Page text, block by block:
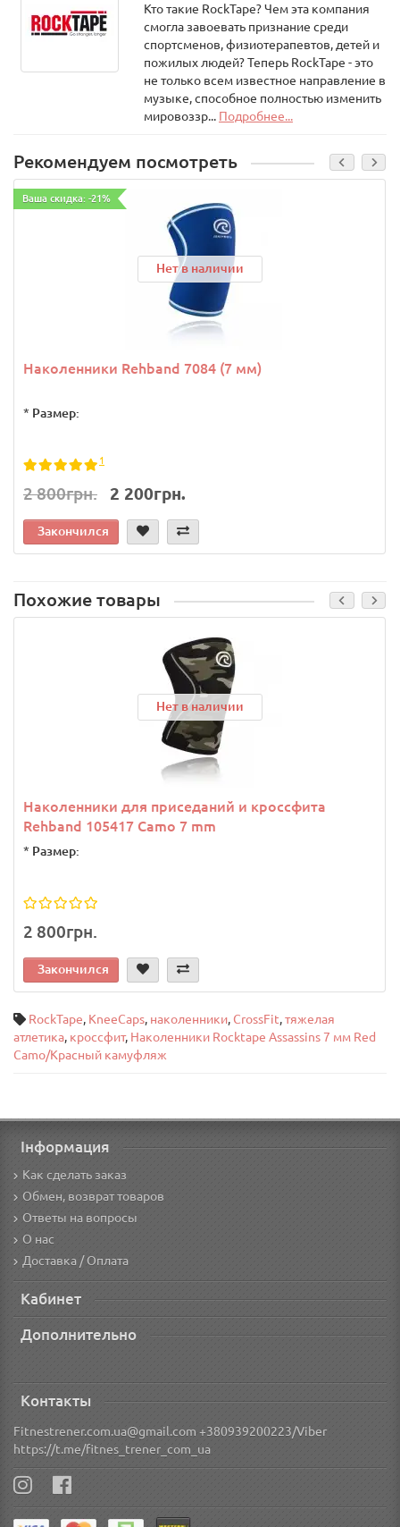
Кто такие RockTape? Чем эта компания
смогла завоевать признание среди
спортсменов, физиотерапевтов, детей и
пожилых людей? Теперь RockTape - это
не только всем известное направление в
музыке, способное полностью изменить
мировоззр... Подробнее...
Рекомендуем посмотреть
Ваша скидка: -21%
Нет в наличии
Наколенники Rehband 7084 (7 мм)
* Размер:
1
2 800грн. 2 200грн.
Закончился
Похожие товары
Нет в наличии
Наколенники для приседаний и кроссфита
Rehband 105417 Camo 7 mm
* Размер:
2 800грн.
Закончился
RockTape, KneeCaps, наколенники, CrossFit,тяжелая
атлетика, кроссфит, Наколенники Rocktape Assassins 7 мм Red
Camo/Красный камуфляж
Інформация
Как сделать заказ
Обмен, возврат товаров
Ответы на вопросы
О нас
Доставка / Оплата
Кабинет
Дополнительно
Контакты
Fitnestrener.com.ua@gmail.com +380939200223/Viber
https://t.me/fitnes_trener_com_ua